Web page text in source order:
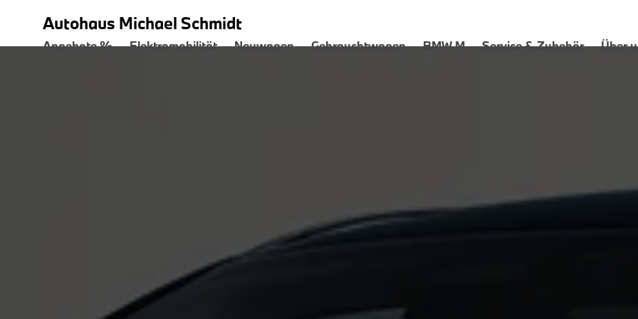
Autohaus Michael Schmidt
Angebote % Elektromobilität Neuwagen Gebrauchtwagen BMW M Service & Zubehör Über